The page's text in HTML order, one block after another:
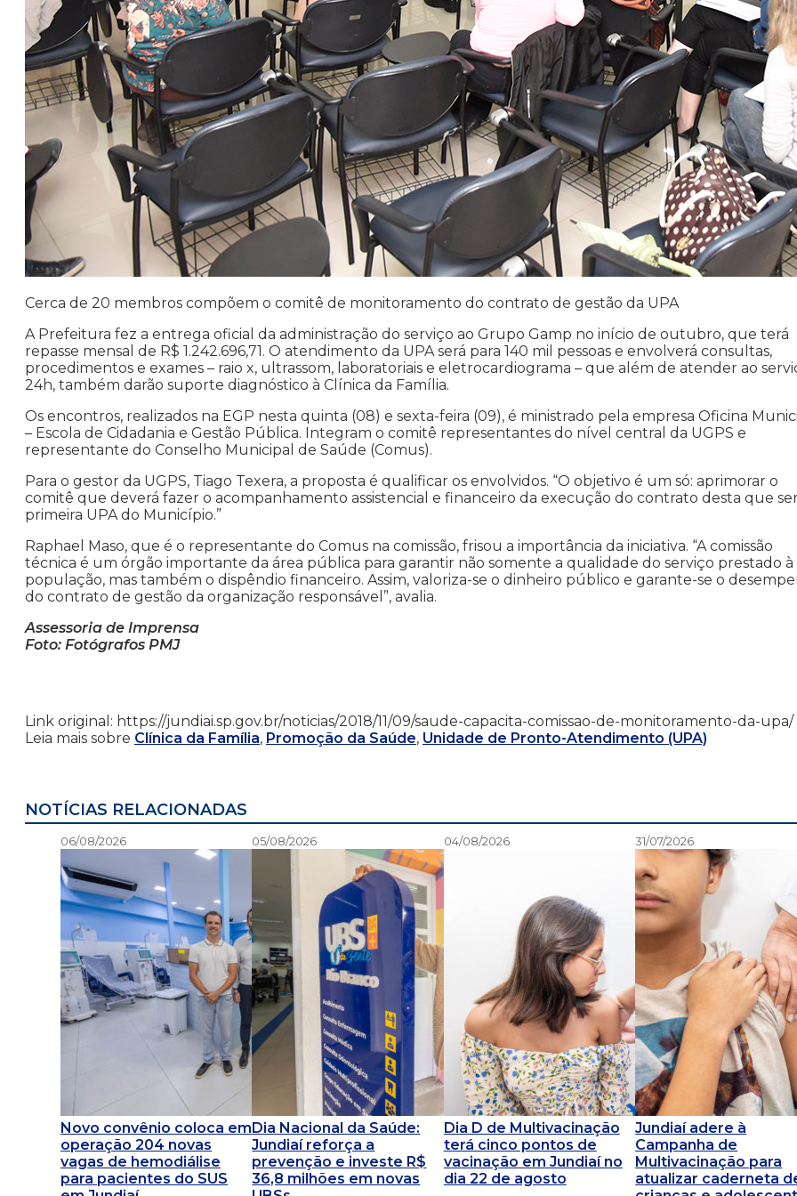
Cerca de 20 membros compõem o comitê de monitoramento do contrato de gestão da UPA
A Prefeitura fez a entrega oficial da administração do serviço ao Grupo Gamp no início de outubro, que terá
repasse mensal de R$ 1.242.696,71. O atendimento da UPA será para 140 mil pessoas e envolverá consultas,
procedimentos e exames – raio x, ultrassom, laboratoriais e eletrocardiograma – que além de atender ao
24h, também darão suporte diagnóstico à Clínica da Família.
Os encontros, realizados na EGP nesta quinta (08) e sexta-feira (09), é ministrado pela empresa Oficina
– Escola de Cidadania e Gestão Pública. Integram o comitê representantes do nível central da UGPS e
representante do Conselho Municipal de Saúde (Comus).
Para o gestor da UGPS, Tiago Texera, a proposta é qualificar os envolvidos. “O objetivo é um só: aprimorar o
comitê que deverá fazer o acompanhamento assistencial e financeiro da execução do contrato desta que
primeira UPA do Município.”
Raphael Maso, que é o representante do Comus na comissão, frisou a importância da iniciativa. “A comissão
técnica é um órgão importante da área pública para garantir não somente a qualidade do serviço prestado à
população, mas também o dispêndio financeiro. Assim, valoriza-se o dinheiro público e garante-se o
do contrato de gestão da organização responsável”, avalia.
Assessoria de Imprensa
Foto: Fotógrafos PMJ
Link original: https://jundiai.sp.gov.br/noticias/2018/11/09/saude-capacita-comissao-de-monitoramento-da-upa/
Leia mais sobre Clínica da Família, Promoção da Saúde, Unidade de Pronto-Atendimento (UPA)
NOTÍCIAS RELACIONADAS
06/08/2026
Novo convênio coloca em
operação 204 novas
vagas de hemodiálise
para pacientes do SUS
05/08/2026
Dia Nacional da Saúde:
Jundiaí reforça a
prevenção e investe R$
36,8 milhões em novas
04/08/2026
Dia D de Multivacinação
terá cinco pontos de
vacinação em Jundiaí no
dia 22 de agosto
31/07/2026
Jundiaí adere à
Campanha de
Multivacinação para
atualizar caderneta